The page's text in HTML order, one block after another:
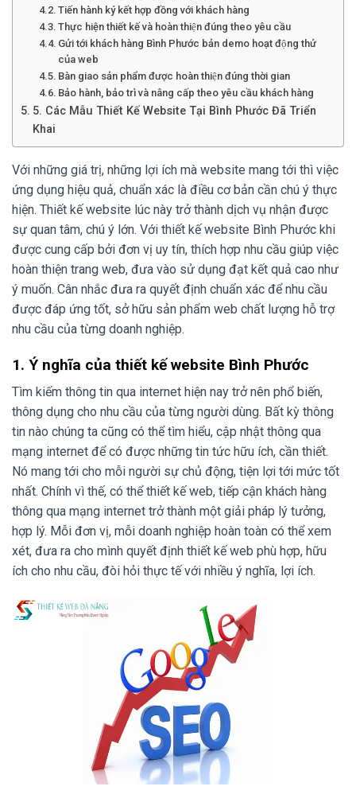
Tiến hành ký kết hợp đồng với khách hàng
Thực hiện thiết kế và hoàn thiện đúng theo yêu cầu
Gửi tới khách hàng Bình Phước bản demo hoạt động thử
của web
Bàn giao sản phẩm được hoàn thiện đúng thời gian
Bảo hành, bảo trì và nâng cấp theo yêu cầu khách hàng
5. Các Mẫu Thiết Kế Website Tại Bình Phước Đã Triển
Khai
Với những giá trị, những lợi ích mà website mang tới thì việc
ứng dụng hiệu quả, chuẩn xác là điều cơ bản cần chú ý thực
hiện. Thiết kế website lúc này trở thành dịch vụ nhận được
sự quan tâm, chú ý lớn. Với thiết kế website Bình Phước khi
được cung cấp bởi đơn vị uy tín, thích hợp nhu cầu giúp việc
hoàn thiện trang web, đưa vào sử dụng đạt kết quả cao như
ý muốn. Cân nhắc đưa ra quyết định chuẩn xác để nhu cầu
được đáp ứng tốt, sở hữu sản phẩm web chất lượng hỗ trợ
nhu cầu của từng doanh nghiệp.
1. Ý nghĩa của thiết kế website Bình Phước
Tìm kiếm thông tin qua internet hiện nay trở nên phổ biến,
thông dụng cho nhu cầu của từng người dùng. Bất kỳ thông
tin nào chúng ta cũng có thể tìm hiểu, cập nhật thông qua
mạng internet để có được những tin tức hữu ích, cần thiết.
Nó mang tới cho mỗi người sự chủ động, tiện lợi tới mức tốt
nhất. Chính vì thế, có thể thiết kế web, tiếp cận khách hàng
thông qua mạng internet trở thành một giải pháp lý tưởng,
hợp lý. Mỗi đơn vị, mỗi doanh nghiệp hoàn toàn có thể xem
xét, đưa ra cho mình quyết định thiết kế web phù hợp, hữu
ích cho nhu cầu, đòi hỏi thực tế với nhiều ý nghĩa, lợi ích.